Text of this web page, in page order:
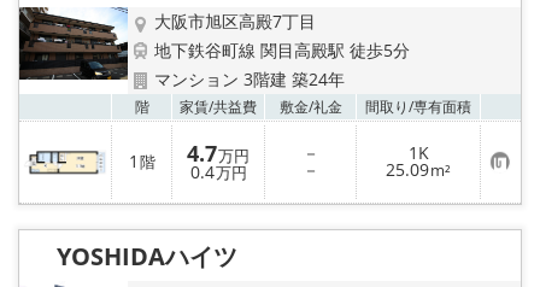
大阪市旭区高殿7丁目
地下鉄谷町線 関目高殿駅 徒歩5分
マンション 3階建 築24年
階 家賃/共益費 敷金/礼金 間取り/専有面積
1 階 4.7万円
0.4万円
－
－
1K
25.09m² お
気
に
り
YOSHIDAハイツ